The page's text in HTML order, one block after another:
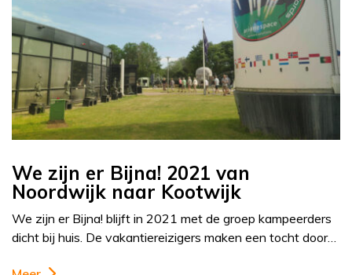
We zijn er Bijna! 2021 van
Noordwijk naar Kootwijk
We zijn er Bijna! blijft in 2021 met de groep kampeerders
dicht bij huis. De vakantiereizigers maken een tocht door…